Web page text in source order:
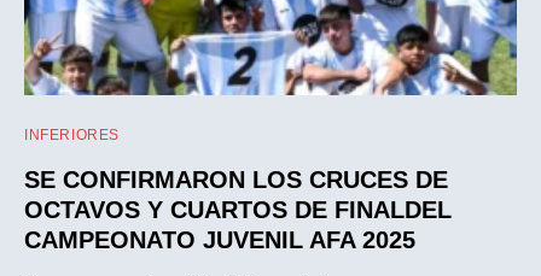
INFERIORES
SE CONFIRMARON LOS CRUCES DE
OCTAVOS Y CUARTOS DE FINALDEL
CAMPEONATO JUVENIL AFA 2025